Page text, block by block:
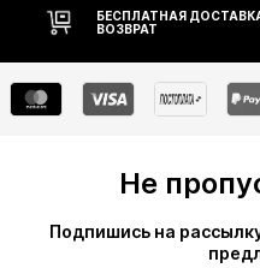
БЕСПЛАТНАЯ
ВОЗВРАТ
Не
Подпишись на